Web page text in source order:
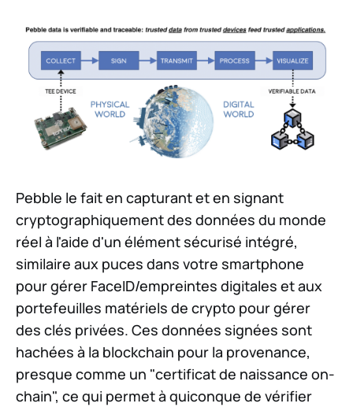
Pebble le fait en capturant et en signant
cryptographiquement des données du monde
réel à l'aide d'un élément sécurisé intégré,
similaire aux puces dans votre smartphone
pour gérer FaceID/empreintes digitales et aux
portefeuilles matériels de crypto pour gérer
des clés privées. Ces données signées sont
hachées à la blockchain pour la provenance,
presque comme un "certificat de naissance on-
chain", ce qui permet à quiconque de vérifier